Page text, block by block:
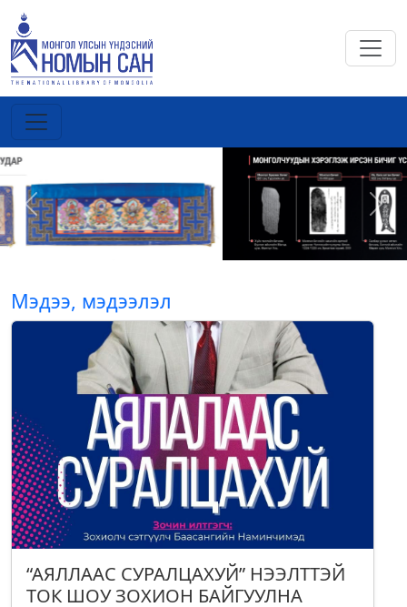
Previous Next
Мэдээ, мэдээлэл
“АЯЛЛААС СУРАЛЦАХУЙ” НЭЭЛТТЭЙ
ТОК ШОУ ЗОХИОН БАЙГУУЛНА